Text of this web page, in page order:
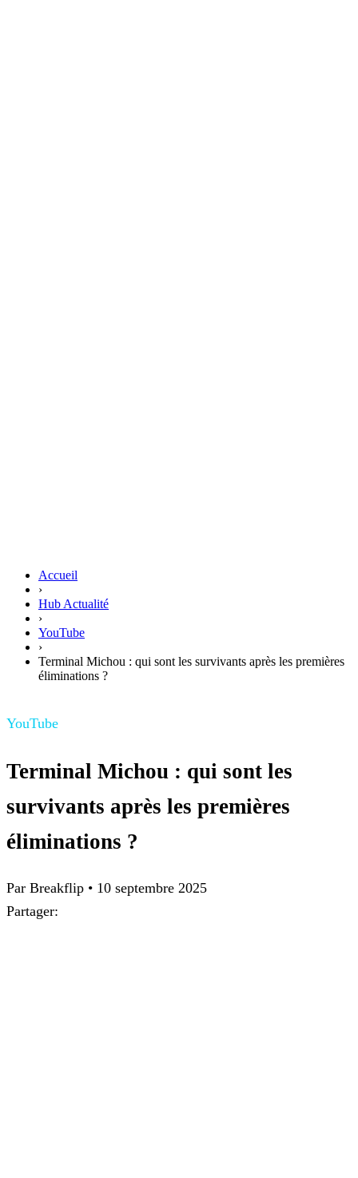
Accueil
›
Hub Actualité
›
YouTube
›
Terminal Michou : qui sont les survivants après les premières
éliminations ?
YouTube
Terminal Michou : qui sont les
survivants après les premières
éliminations ?
Par Breakflip • 10 septembre 2025
Partager: